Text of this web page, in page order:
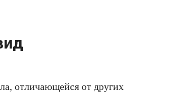
отличающейся от других